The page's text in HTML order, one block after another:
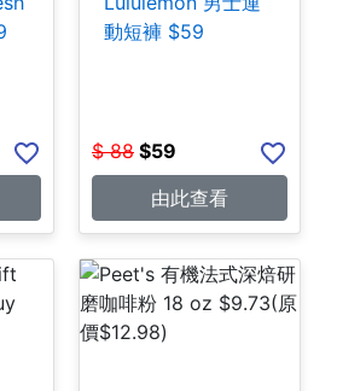
動短褲 $59
$ 88 $59
由此查看